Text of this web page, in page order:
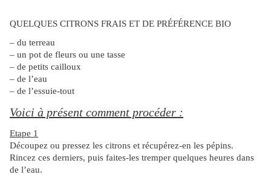
QUELQUES CITRONS FRAIS ET DE PRÉFÉRENCE BIO
– du terreau
– un pot de fleurs ou une tasse
– de petits cailloux
– de l’eau
– de l’essuie-tout
Voici à présent comment procéder :
Etape 1
Découpez ou pressez les citrons et récupérez-en les pépins.
Rincez ces derniers, puis faites-les tremper quelques heures dans
de l’eau.